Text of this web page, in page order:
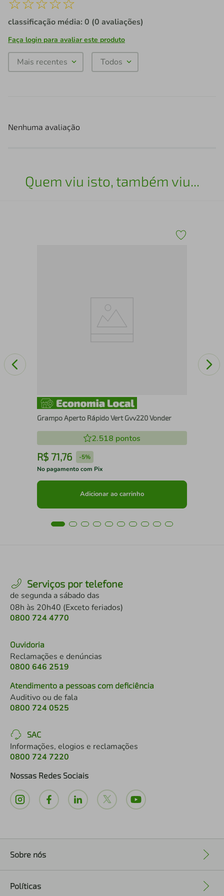
classificação média: 0 (0 avaliações)
Faça login para avaliar este produto
Mais recentes Todos
Nenhuma avaliação
Quem viu isto, também viu...
Grampo Aperto Rápido Vert Gvv220 Vonder
2.518 pontos
R$ 71,76 -5%
No pagamento com Pix
Adicionar ao carrinho
Serviços por telefone
de segunda a sábado das
08h às 20h40 (Exceto feriados)
0800 724 4770
Ouvidoria
Reclamações e denúncias
0800 646 2519
Atendimento a pessoas com deficiência
Auditivo ou de fala
0800 724 0525
SAC
Informações, elogios e reclamações
0800 724 7220
Nossas Redes Sociais
Sobre nós
Políticas